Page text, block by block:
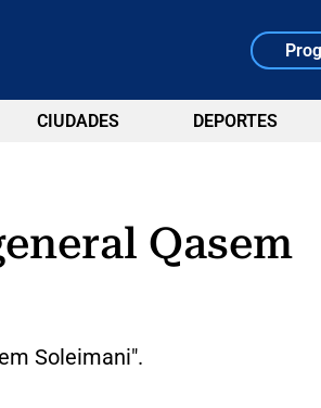
CIUDADES DEPORTES
Qasem
Soleimani".